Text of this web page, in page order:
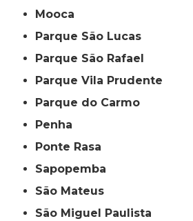
Mooca
Parque São Lucas
Parque São Rafael
Parque Vila Prudente
Parque do Carmo
Penha
Ponte Rasa
Sapopemba
São Mateus
São Miguel Paulista